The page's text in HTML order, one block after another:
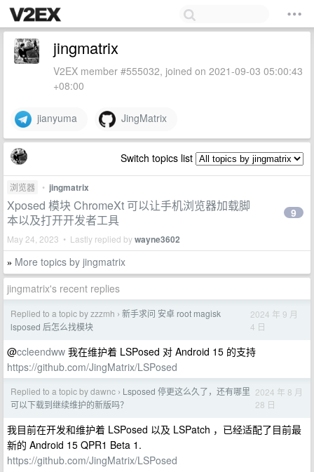
jingmatrix
V2EX member #555032, joined on 2021-09-03 05:00:43
+08:00
jianyuma JingMatrix
Switch topics list
浏览器 • jingmatrix
Xposed 模块 ChromeXt 可以让手机浏览器加载脚
本以及打开开发者工具
May 24, 2023 • Lastly replied bywayne3602
9
» More topics by jingmatrix
jingmatrix's recent replies
Replied to a topic by zzzmh › 新手求问 安卓 root magisk
lsposed 后怎么找模块
2024 年 9 月
4 日
@ccleendww 我在维护着 LSPosed 对 Android 15 的支持
https://github.com/JingMatrix/LSPosed
Replied to a topic by dawnc › Lsposed 停更这么久了，还有哪里
可以下载到继续维护的新版吗？
2024 年 8 月
28 日
我目前在开发和维护着 LSPosed 以及 LSPatch ，已经适配了目前最
新的 Android 15 QPR1 Beta 1.
https://github.com/JingMatrix/LSPosed